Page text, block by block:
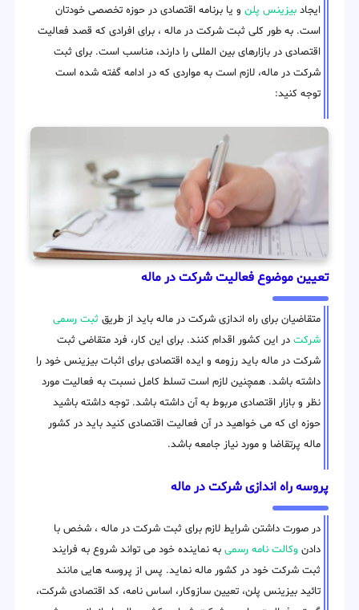
ایجاد بیزینس پلن و یا برنامه اقتصادی در حوزه تخصصی خودتان
است. به طور کلی ثبت شرکت در ماله ، برای افرادی که قصد فعالیت
اقتصادی در بازارهای بین المللی را دارند، مناسب است. برای ثبت
شرکت در ماله، لازم است به مواردی که در ادامه گفته شده است
توجه کنید:
تعیین موضوع فعالیت شرکت در ماله
متقاضیان برای راه اندازی شرکت در ماله باید از طریق ثبت رسمی
شرکت در این کشور اقدام کنند. برای این کار، فرد متقاضی ثبت
شرکت در ماله باید رزومه و ایده اقتصادی برای اثبات بیزینس خود را
داشته باشد. همچنین لازم است تسلط کامل نسبت به فعالیت مورد
نظر و بازار اقتصادی مربوط به آن داشته باشد. توجه داشته باشید
حوزه ای که می خواهید در آن فعالیت اقتصادی کنید باید در کشور
ماله پرتقاضا و مورد نیاز جامعه باشد.
پروسه راه اندازی شرکت در ماله
در صورت داشتن شرایط لازم برای ثبت شرکت در ماله ، شخص با
دادن وکالت نامه رسمی به نماینده خود می تواند شروع به فرایند
ثبت شرکت خود در کشور ماله نماید. پس از پروسه هایی مانند
تائید بیزینس پلن، تعیین سازوکار، اساس نامه، کد اقتصادی شرکت،